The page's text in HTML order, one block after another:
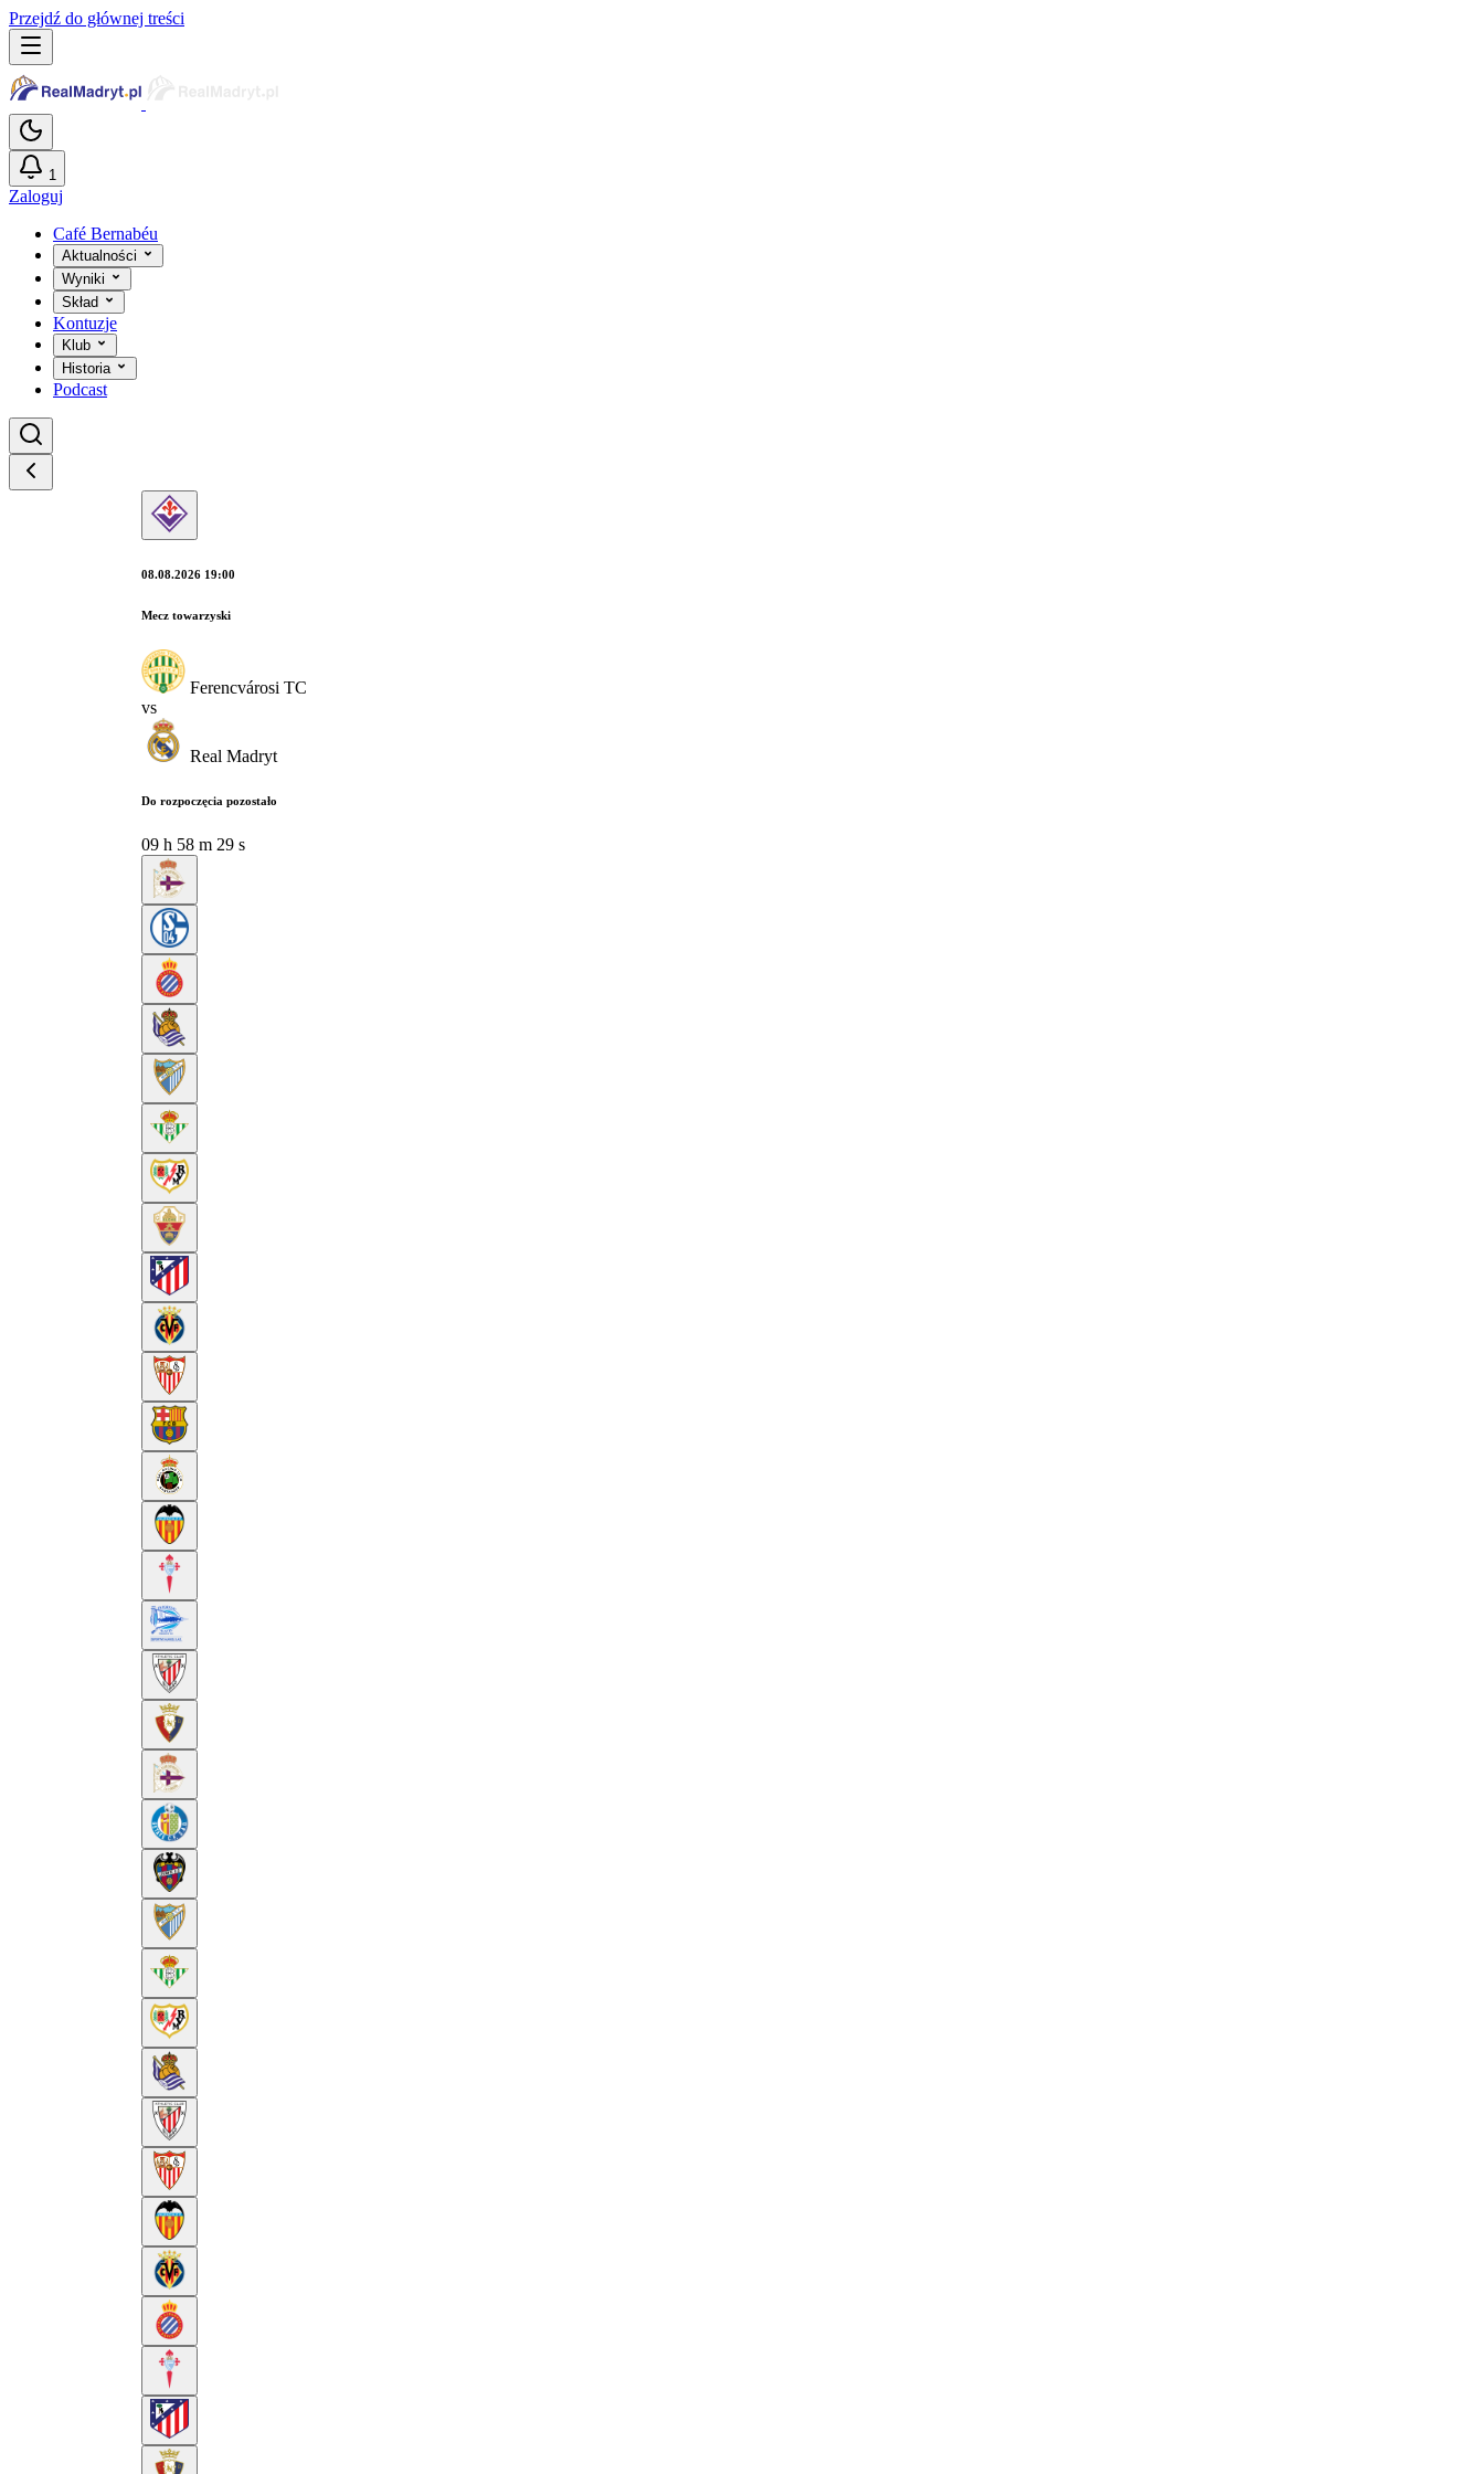
Przejdź do głównej treści
1
Zaloguj
Café Bernabéu
Aktualności
Wyniki
Skład
Kontuzje
Klub
Historia
Podcast
08.08.2026 19:00
Mecz towarzyski
Ferencvárosi TC
vs
Real Madryt
Do rozpoczęcia pozostało
09 h 58 m 28 s